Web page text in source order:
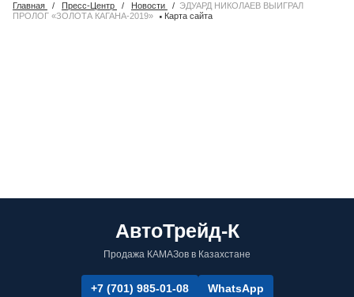
Главная / Пресс-Центр / Новости / ЭДУАРД НИКОЛАЕВ ВЫИГРАЛ
ПРОЛОГ «ЗОЛОТА КАГАНА-2019» ·Карта сайта
АвтоТрейд-К
Продажа КАМАЗов в Казахстане
+7 (701) 985-01-08 WhatsApp